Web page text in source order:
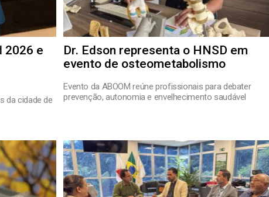
2026 e
da cidade de
Dr. Edson representa o HNSD em
evento de osteometabolismo
Evento da ABOOM reúne profissionais para debater
prevenção, autonomia e envelhecimento saudável